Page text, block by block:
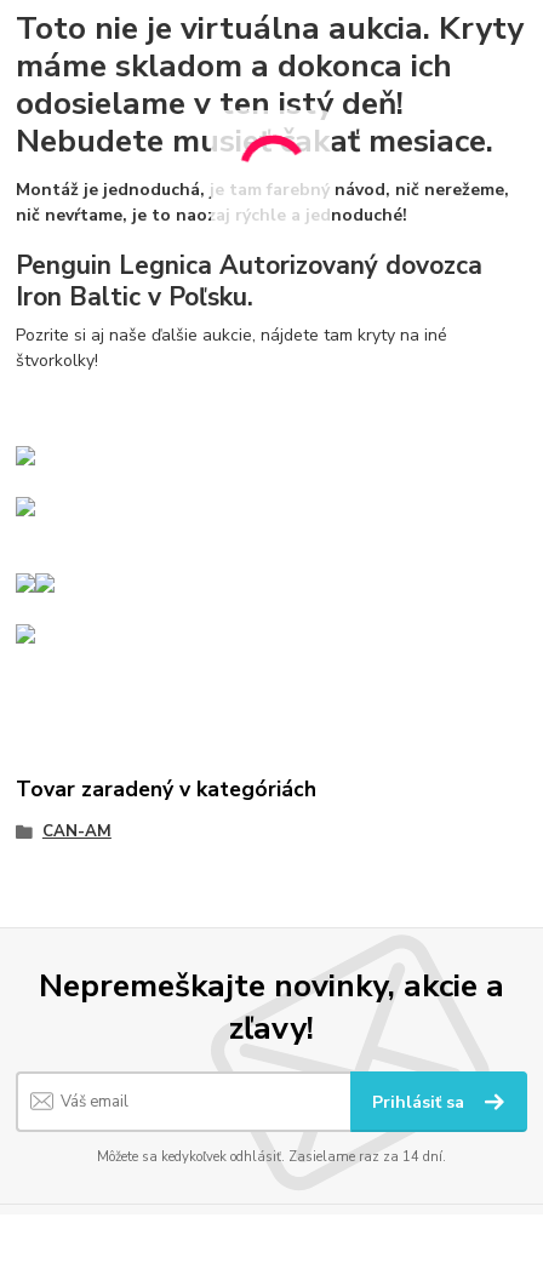
Toto nie je virtuálna aukcia. Kryty
máme skladom a dokonca ich
odosielame v ten istý deň!
Nebudete musieť čakať mesiace.
Montáž je jednoduchá, je tam farebný návod, nič nerežeme,
nič nevŕtame, je to naozaj rýchle a jednoduché!
Penguin Legnica Autorizovaný dovozca
Iron Baltic v Poľsku.
Pozrite si aj naše ďalšie aukcie, nájdete tam kryty na iné
štvorkolky!
Tovar zaradený v kategóriách
CAN-AM
Nepremeškajte novinky, akcie a
zľavy!
Prihlásiť sa
Môžete sa kedykoľvek odhlásiť. Zasielame raz za 14 dní.